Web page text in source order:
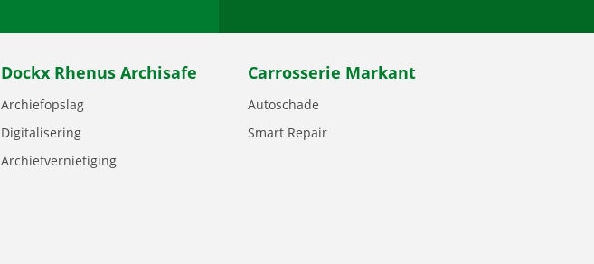
Dockx Rhenus Archisafe
Archiefopslag
Digitalisering
Archiefvernietiging
Carrosserie Markant
Autoschade
Smart Repair